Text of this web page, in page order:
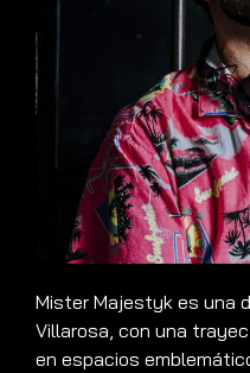
Mister Majestyk es una
Villarosa, con una
en espacios